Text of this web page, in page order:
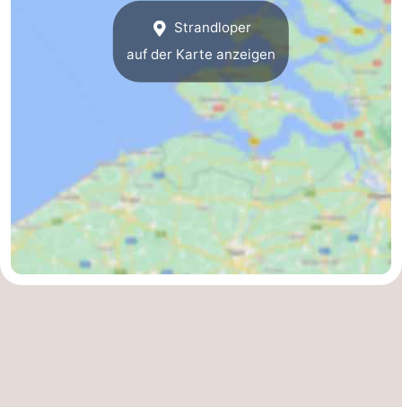
Vlissingen
Middelburg
Wetter
Kontakt
Strandloper
auf der Karte anzeigen